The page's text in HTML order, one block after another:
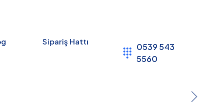
Sipariş Hattı
0539 543
5560